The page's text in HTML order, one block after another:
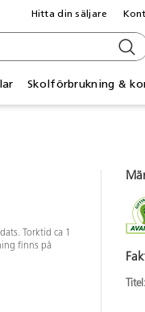
Skolförbrukning &
Hitta din säljare
Torktid ca 1
finns på
Titel: